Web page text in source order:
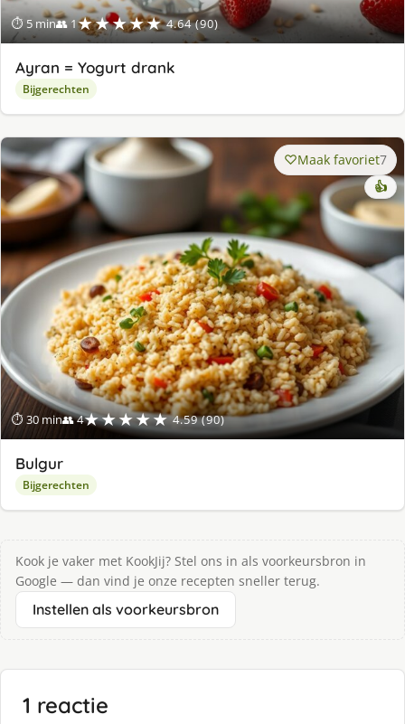
⏱ 5 min👥 1★★★★★ 4.64 (90)
Ayran = Yogurt drank
Bijgerechten
⏱ 30 min👥 4★★★★★ 4.59 (90)
Maak favoriet7
👍
Bulgur
Bijgerechten
Kook je vaker met KookJij? Stel ons in als voorkeursbron in
Google — dan vind je onze recepten sneller terug.
Instellen als voorkeursbron
1 reactie